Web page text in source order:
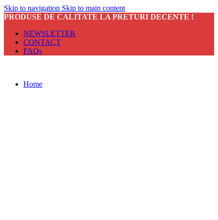
Skip to navigation Skip to main content
PRODUSE DE CALITATE LA PRETURI DECENTE !
NEWSLETTER
CONTACT
FAQs
Home